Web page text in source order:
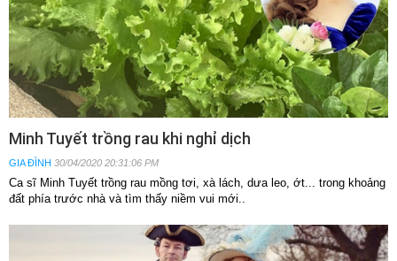
Minh Tuyết trồng rau khi nghỉ dịch
GIA ĐÌNH 30/04/2020 20:31:06 PM
Ca sĩ Minh Tuyết trồng rau mồng tơi, xà lách, dưa leo, ớt... trong khoảng
đất phía trước nhà và tìm thấy niềm vui mới..